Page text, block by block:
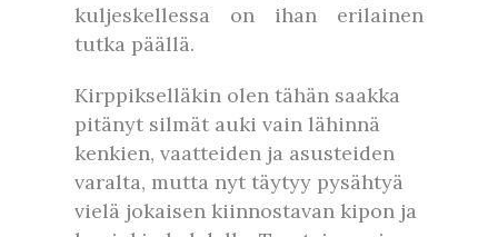
kuljeskellessa on ihan erilainen
tutka päällä.
Kirppikselläkin olen tähän saakka
pitänyt silmät auki vain lähinnä
kenkien, vaatteiden ja asusteiden
varalta, mutta nyt täytyy pysähtyä
vielä jokaisen kiinnostavan kipon ja